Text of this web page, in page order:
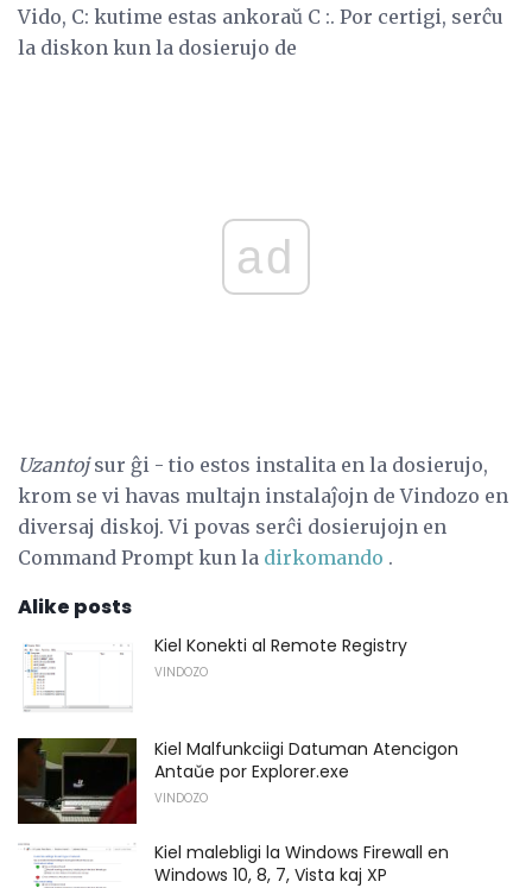
Vido, C: kutime estas ankoraŭ C :. Por certigi, serĉu
la diskon kun la dosierujo de
ad
Uzantojsur ĝi - tio estos instalita en la dosierujo,
krom se vi havas multajn instalaĵojn de Vindozo en
diversaj diskoj. Vi povas serĉi dosierujojn en
Command Prompt kun la dirkomando .
Alike posts
Kiel Konekti al Remote Registry
VINDOZO
Kiel Malfunkciigi Datuman Atencigon
Antaŭe por Explorer.exe
VINDOZO
Kiel malebligi la Windows Firewall en
Windows 10, 8, 7, Vista kaj XP